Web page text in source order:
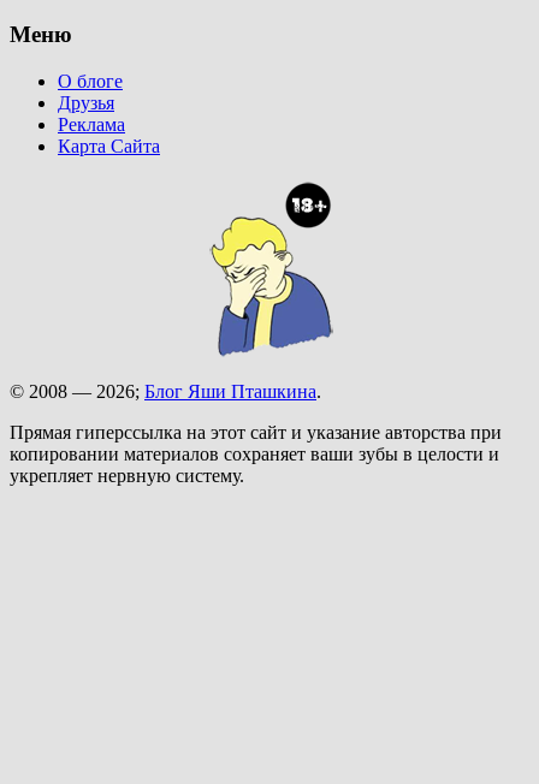
Меню
О блоге
Друзья
Реклама
Карта Сайта
© 2008 — 2026; Блог Яши Пташкина.
Прямая гиперссылка на этот сайт и указание авторства при
копировании материалов сохраняет ваши зубы в целости и
укрепляет нервную систему.